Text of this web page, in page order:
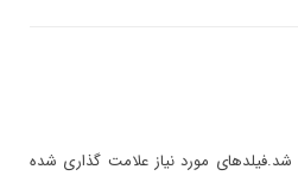
مورد نیاز علامت گذاری شده